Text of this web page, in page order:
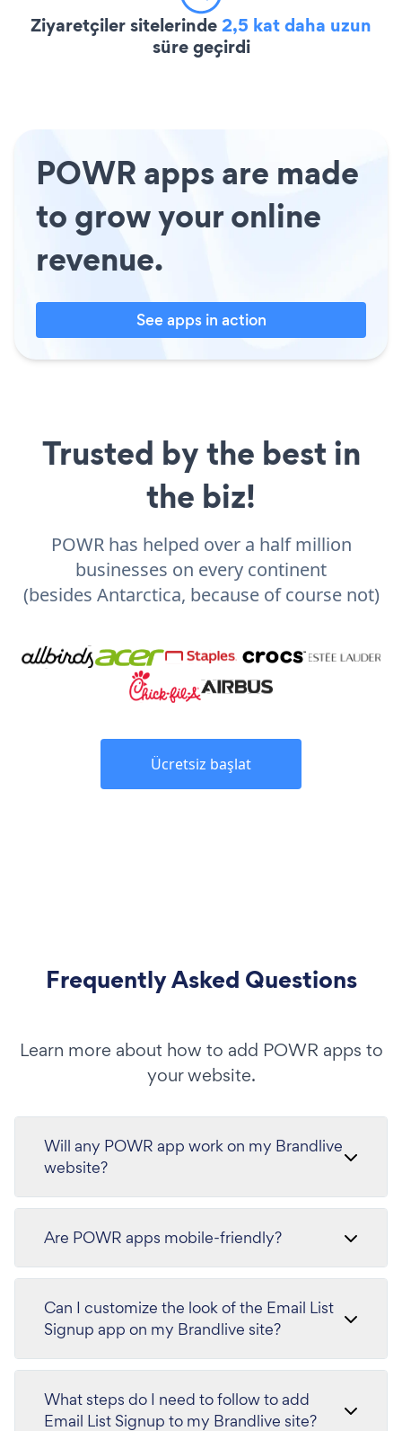
Ziyaretçiler sitelerinde2,5 kat daha uzun
süre geçirdi
POWR apps are made
to grow your online
revenue.
See apps in action
Trusted by the best in
the biz!
POWR has helped over a half million
businesses on every continent
(besides Antarctica, because of course not)
Ücretsiz başlat
Frequently Asked Questions
Learn more about how to add POWR apps to
your website.
Will any POWR app work on my Brandlive
website?
Are POWR apps mobile-friendly?
Can I customize the look of the Email List
Signup app on my Brandlive site?
What steps do I need to follow to add
Email List Signup to my Brandlive site?